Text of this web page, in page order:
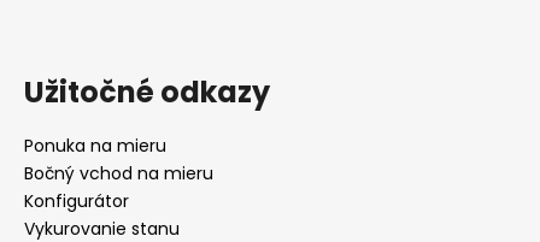
Užitočné odkazy
Ponuka na mieru
Bočný vchod na mieru
Konfigurátor
Vykurovanie stanu